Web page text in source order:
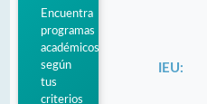
Encuentra
programas
académicos
según
tus
criterios
IEU: